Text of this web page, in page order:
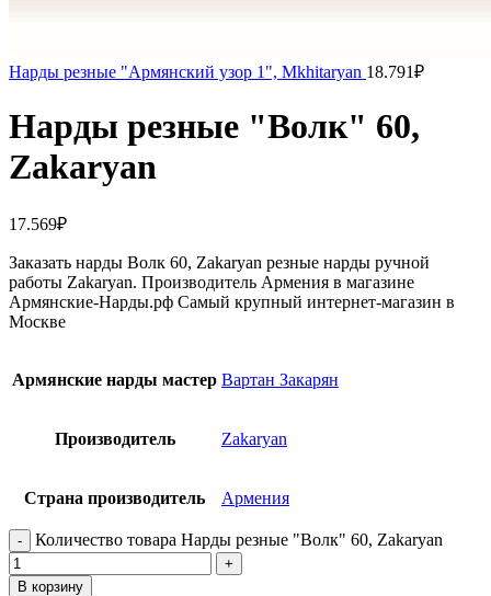
Нарды резные "Армянский узор 1", Mkhitaryan 18.791₽
Нарды резные "Волк" 60,
Zakaryan
17.569₽
Заказать нарды Волк 60, Zakaryan резные нарды ручной
работы Zakaryan. Производитель Армения в магазине
Армянские-Нарды.рф Самый крупный интернет-магазин в
Москве
Армянские нарды мастер Вартан Закарян
Производитель Zakaryan
Страна производитель Армения
Количество товара Нарды резные "Волк" 60, Zakaryan
В корзину